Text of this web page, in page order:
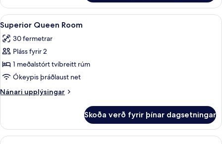
King
Room
Skoða
allar
myndir
fyrir
Superior
Queen
Room
Rúmföt af bestu gerð, dúnsængur,
6
Superior Queen Room
30 fermetrar
Pláss fyrir 2
1 meðalstórt tvíbreitt rúm
Ókeypis þráðlaust net
Nánari upplýsingar
Nánari
Queen
Room
Skoða verð fyrir þínar dagsetningar